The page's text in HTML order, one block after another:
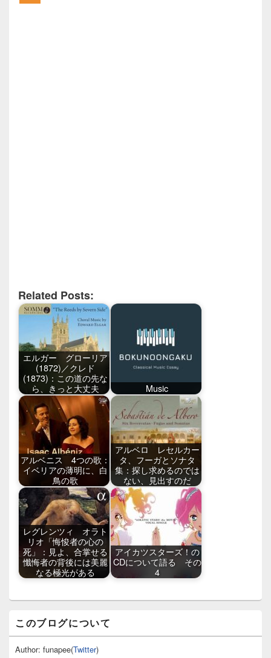
Related Posts:
エルガー グローリア
(1872)／クレド
(1873)：この道の先な
ら、きっと大丈夫
Music
アルベニス 4つの歌：
イベリアの薄明に、白
鳥の歌
アルベロ レセルカー
タ、フーガとソナタ
集：探し求めるのでは
ない、見出すのだ
レグレンツィ オラト
リオ「悔悛者の心の
死」：見よ、合掌せる
懺悔者の背後には美麗
なる極光がある
アイカツスターズ！の
CDについて語る その
4
ン
サ
このブログについて
Author: funapee(Twitter)